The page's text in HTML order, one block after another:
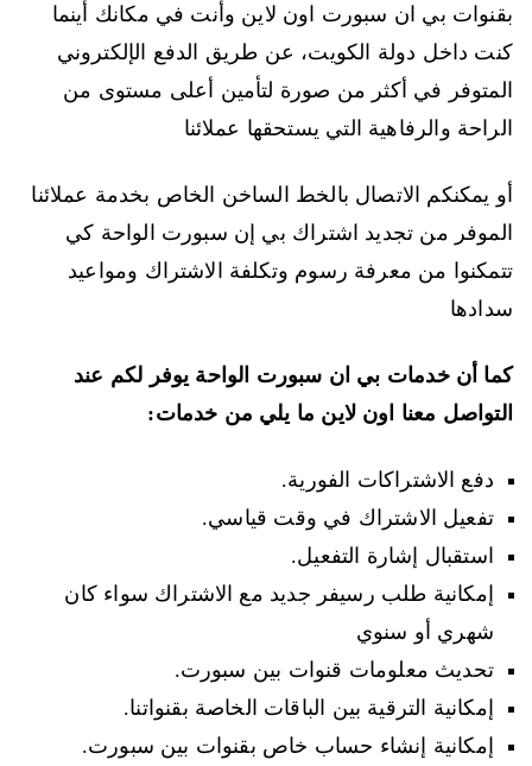
بقنوات بي ان سبورت اون لاين وأنت في مكانك أينما
كنت داخل دولة الكويت، عن طريق الدفع الإلكتروني
المتوفر في أكثر من صورة لتأمين أعلى مستوى من
الراحة والرفاهية التي يستحقها عملائنا
أو يمكنكم الاتصال بالخط الساخن الخاص بخدمة عملائنا
الموفر من تجديد اشتراك بي إن سبورت الواحة كي
تتمكنوا من معرفة رسوم وتكلفة الاشتراك ومواعيد
سدادها
كما أن خدمات بي ان سبورت الواحة يوفر لكم عند
التواصل معنا اون لاين ما يلي من خدمات:
دفع الاشتراكات الفورية.
تفعيل الاشتراك في وقت قياسي.
استقبال إشارة التفعيل.
إمكانية طلب رسيفر جديد مع الاشتراك سواء كان
شهري أو سنوي
تحديث معلومات قنوات بين سبورت.
إمكانية الترقية بين الباقات الخاصة بقنواتنا.
إمكانية إنشاء حساب خاص بقنوات بين سبورت.